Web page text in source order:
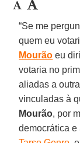
“Se me
quem eu
Mourão eu
votaria no
aliadas a
vinculadas à
Mourão, por
democrática e